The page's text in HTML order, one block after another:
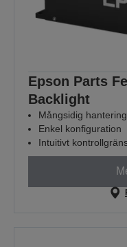
Epson Parts
Backlight
Mångsidig
Enkel konfiguration
Intuitivt